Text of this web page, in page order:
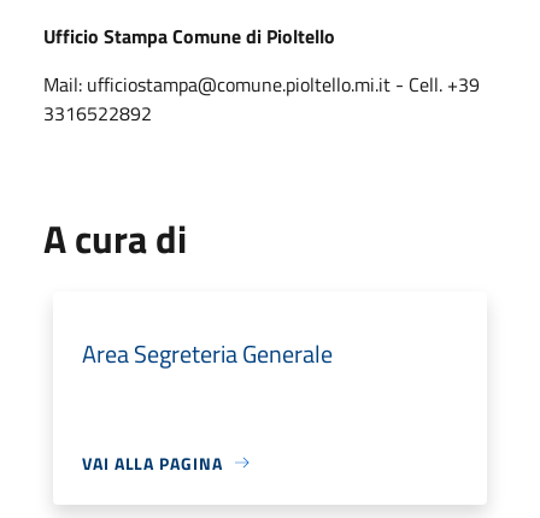
Ufficio Stampa Comune di Pioltello
Mail: ufficiostampa@comune.pioltello.mi.it - Cell. +39
3316522892
A cura di
Area Segreteria Generale
VAI ALLA PAGINA